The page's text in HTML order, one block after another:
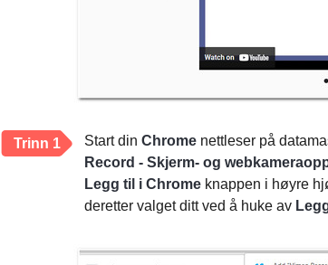
Trinn 1 Start din Chrome nettleser på
Record - Skjerm- og
Legg til i Chrome knappen i høyre
deretter valget ditt ved å huke av